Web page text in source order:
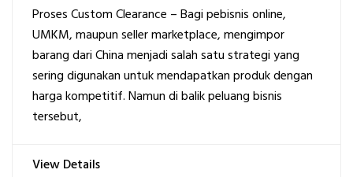
Proses Custom Clearance – Bagi pebisnis online,
UMKM, maupun seller marketplace, mengimpor
barang dari China menjadi salah satu strategi yang
sering digunakan untuk mendapatkan produk dengan
harga kompetitif. Namun di balik peluang bisnis
tersebut,
View Details